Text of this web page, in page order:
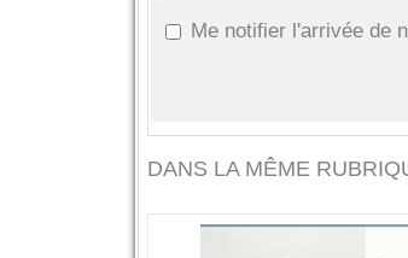
Me notifier l'arrivée de
DANS LA MÊME